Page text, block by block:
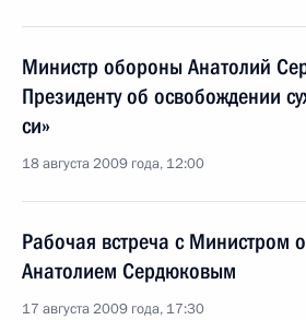
Министр обороны Анатолий
Президенту об освобождении
си»
18 августа 2009 года, 12:00
Рабочая встреча с Министром
Анатолием Сердюковым
17 августа 2009 года, 17:30